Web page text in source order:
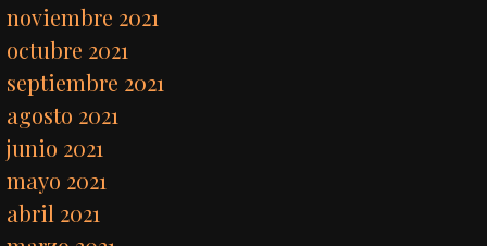
noviembre 2021
octubre 2021
septiembre 2021
agosto 2021
junio 2021
mayo 2021
abril 2021